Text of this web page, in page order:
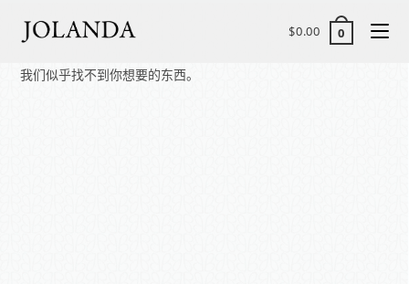
$0.00 0
我们似乎找不到你想要的东西。